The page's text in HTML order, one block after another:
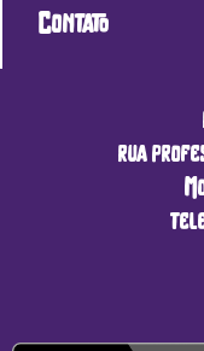
Contato
rua